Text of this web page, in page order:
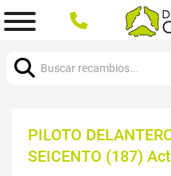
PILOTO
SEICENTO (187)